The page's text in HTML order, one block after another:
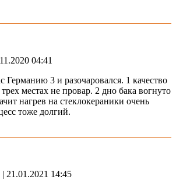
04:41
Германию 3 и разочаровался. 1 качество
местах не провар. 2 дно бака вогнуто
нагрев на стеклокераники очень
тоже долгий.
| 21.01.2021 14:45